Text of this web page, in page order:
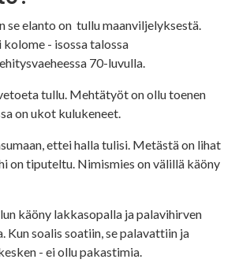
se elanto on tullu maanviljelyksestä.
kolome - isossa talossa
70-luvulla.
tullu. Mehtätyöt on ollu toenen
on ukot kulukeneet.
ettei halla tulisi. Metästä on lihat
on tiputeltu. Nimismies on välillä käöny
käöny lakkasopalla ja palavihirven
Kun soalis soatiin, se palavattiin ja
- ei ollu pakastimia.